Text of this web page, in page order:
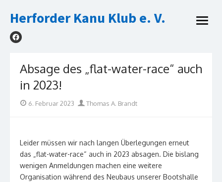
to
Herforder Kanu Klub e. V.
open
Absage des „flat-water-race“ auch
in 2023!
Posted
6. Februar 2023 Author
Thomas A. Brandt
Leider müssen wir nach langen Überlegungen erneut
das „flat-water-race“ auch in 2023 absagen. Die bislang
wenigen Anmeldungen machen eine weitere
Organisation während des Neubaus unserer Bootshalle